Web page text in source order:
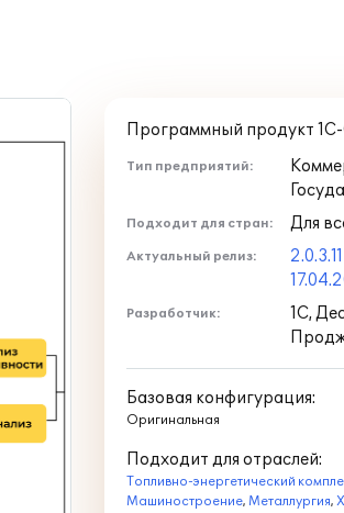
Программный продукт
Тип предприятий:
Подходит для стран: Для
Актуальный релиз:
Разработчик:
1С,
Базовая конфигурация:
Оригинальная
Подходит для отраслей:
Топливно-энергетический
Машиностроение, Металлургия,